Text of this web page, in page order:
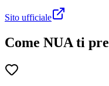
Sito ufficiale
Come NUA ti